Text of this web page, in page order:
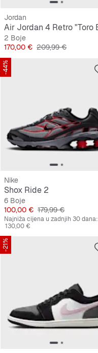
Jordan
2 Boje
Cijena
170,00 € Originalna cijena
209,99 €
-44%
Nike
Shox Ride 2
6 Boje
Cijena
100,00 € Originalna cijena
179,99 €
Najniža cijena u zadnjih 30 dana:
130,00 €
-21%